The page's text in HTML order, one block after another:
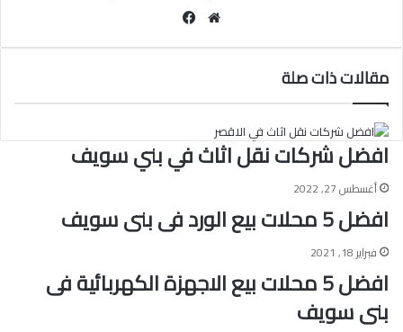
موقع
مقالات ذات صلة
افضل شركات نقل اثاث في بني سويف
أغسطس 27, 2022
افضل 5 محلات بيع الورد فى بنى سويف
فبراير 18, 2021
افضل 5 محلات بيع الاجهزة الكهربائية فى
بنى سويف